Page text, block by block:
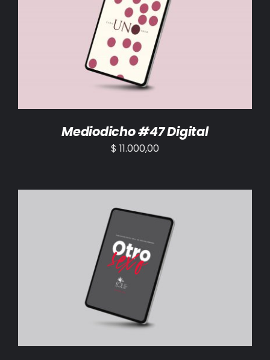
AÑADIR AL CARRITO /
Mediodicho #47 Digital
$ 11.000,00
AÑADIR AL CARRITO /